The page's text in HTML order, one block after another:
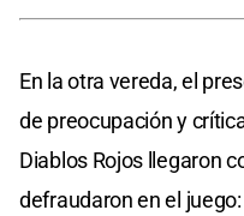
En la otra vereda, el
de preocupación y
Diablos Rojos llegaron
defraudaron en el